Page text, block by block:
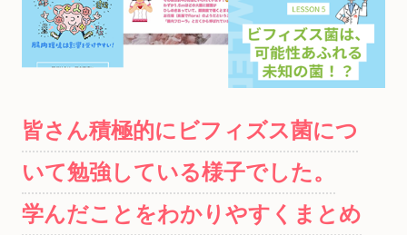
皆さん積極的にビフィズス菌につ
いて勉強している様子でした。
学んだことをわかりやすくまとめ